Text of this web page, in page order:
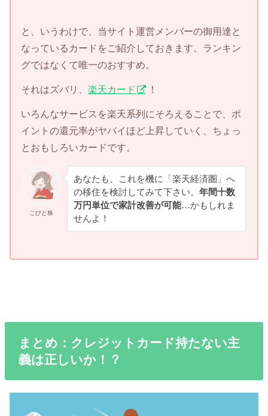
と、いうわけで、当サイト運営メンバーの御用達と
なっているカードをご紹介しておきます。ランキン
グではなくて唯一のおすすめ。
それはズバリ、楽天カード ！
いろんなサービスを楽天系列にそろえることで、ポ
イントの還元率がヤバイほど上昇していく、ちょっ
とおもしろいカードです。
こびと株
あなたも、これを機に「楽天経済圏」へ
の移住を検討してみて下さい。年間十数
万円単位で家計改善が可能…かもしれま
せんよ！
まとめ：クレジットカード持たない主
義は正しいか！？